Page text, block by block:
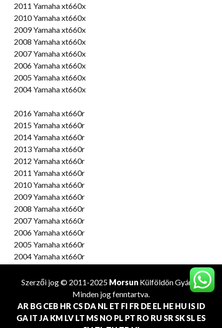
2011 Yamaha xt660x
2010 Yamaha xt660x
2009 Yamaha xt660x
2008 Yamaha xt660x
2007 Yamaha xt660x
2006 Yamaha xt660x
2005 Yamaha xt660x
2004 Yamaha xt660x
2016 Yamaha xt660r
2015 Yamaha xt660r
2014 Yamaha xt660r
2013 Yamaha xt660r
2012 Yamaha xt660r
2011 Yamaha xt660r
2010 Yamaha xt660r
2009 Yamaha xt660r
2008 Yamaha xt660r
2007 Yamaha xt660r
2006 Yamaha xt660r
2005 Yamaha xt660r
2004 Yamaha xt660r
Szerzői jog © 2011-2025 Morsun KülföldönGyártó.
Minden jog fenntartva.
AR BG CEB HR CS DA NL ET FI FR DE EL HE HU IS ID
GA IT JA KM LV LT MS NO PL PT RO RU SR SKSL ES